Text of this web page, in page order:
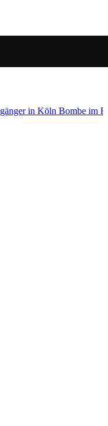
Bombe im Rhein! Hier